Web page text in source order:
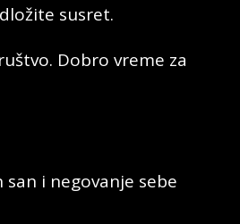
susret.
Dobro vreme za
san i negovanje sebe